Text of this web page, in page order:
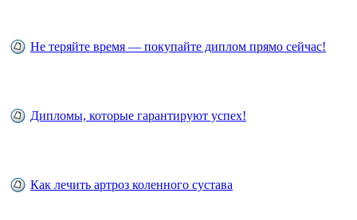
Не теряйте время — покупайте диплом прямо сейчас!
Дипломы, которые гарантируют успех!
Как лечить артроз коленного сустава